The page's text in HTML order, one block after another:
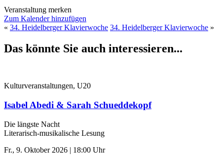
Veranstaltung merken
Zum Kalender hinzufügen
« 34. Heidelberger Klavierwoche 34. Heidelberger Klavierwoche »
Das könnte Sie auch interessieren...
Kulturveranstaltungen, U20
Isabel Abedi & Sarah Schueddekopf
Die längste Nacht
Literarisch-musikalische Lesung
Fr., 9. Oktober 2026 | 18:00 Uhr